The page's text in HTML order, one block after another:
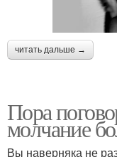
читать дальше →
Пора
молчание
Вы наверняка не